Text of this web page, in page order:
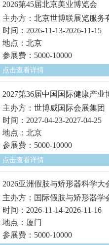
2026第45届北京美业博览会
主办方：北京世博联展览服务
时间：2026-11-13-2026-11-15
地点：北京
参展费：5000-10000
点击查看详情
2027第36届中国国际健康产业
主办方：世博威国际会展集团
时间：2027-04-23-2027-04-25
地点：北京
参展费：5000-10000
点击查看详情
2026亚洲假肢与矫形器科学大
主办方：国际假肢与矫形器学
时间：2026-11-14-2026-11-16
地点：厦门
参展费：5000-10000